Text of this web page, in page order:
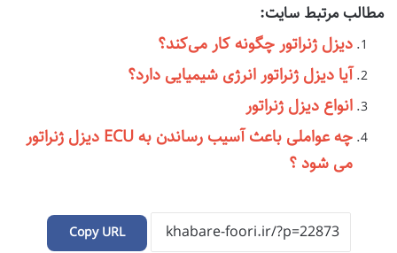
مطالب مرتبط سایت:
دیزل ژنراتور چگونه کار می‌کند؟
آیا دیزل ژنراتور انرژی شیمیایی دارد؟
انواع دیزل ژنراتور
چه عواملی باعث آسیب رساندن به ECU دیزل ژنراتور
می شود ؟
Copy URL